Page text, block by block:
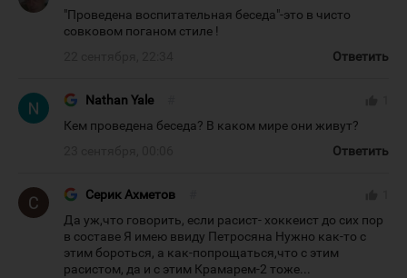
"Проведена воспитательная беседа"-это в чисто
совковом поганом стиле !
Ответить
Nathan Yale
Кем проведена беседа? В каком мире они живут?
Ответить
Серик Ахметов
Да уж,что говорить, если расист- хоккеист до сих пор
в составе Я имею ввиду Петросяна Нужно как-то с
этим бороться, а как-попрощаться,что с этим
расистом, да и с этим Крамарем-2 тоже...